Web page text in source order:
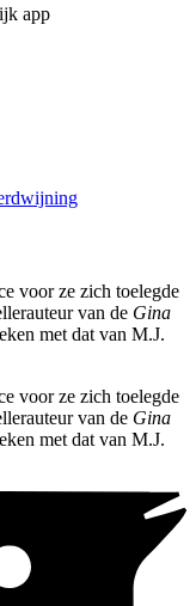
app
voor ze zich toelegde
van de Gina
met dat van M.J.
voor ze zich toelegde
van de Gina
met dat van M.J.